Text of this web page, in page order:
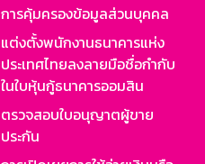
การคุ้มครองข้อมูลส่วนบุคคล
แต่งตั้งพนักงานธนาคารแห่ง
ประเทศไทยลงลายมือชื่อกำกับ
ในใบหุ้นกู้ธนาคารออมสิน
ตรวจสอบใบอนุญาตผู้ขาย
ประกัน